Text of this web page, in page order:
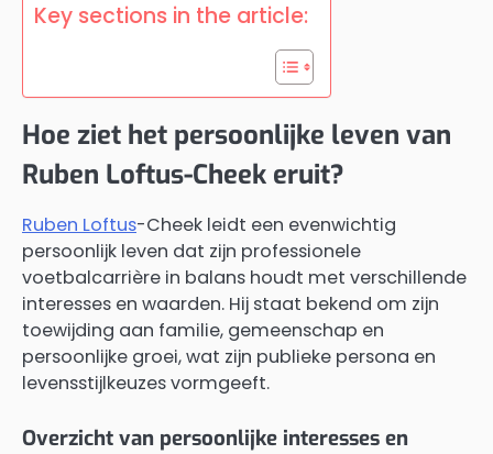
Key sections in the article:
Hoe ziet het persoonlijke leven van
Ruben Loftus-Cheek eruit?
Ruben Loftus-Cheek leidt een evenwichtig
persoonlijk leven dat zijn professionele
voetbalcarrière in balans houdt met verschillende
interesses en waarden. Hij staat bekend om zijn
toewijding aan familie, gemeenschap en
persoonlijke groei, wat zijn publieke persona en
levensstijlkeuzes vormgeeft.
Overzicht van persoonlijke interesses en